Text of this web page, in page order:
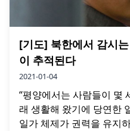
[기도] 북한에서 감시
이 추적된다
2021-01-04
“평양에서는 사람들이 몇
래 생활해 왔기에 당연한
일가 체제가 권력을 유지